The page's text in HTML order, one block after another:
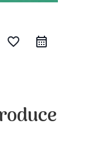
favorite_border